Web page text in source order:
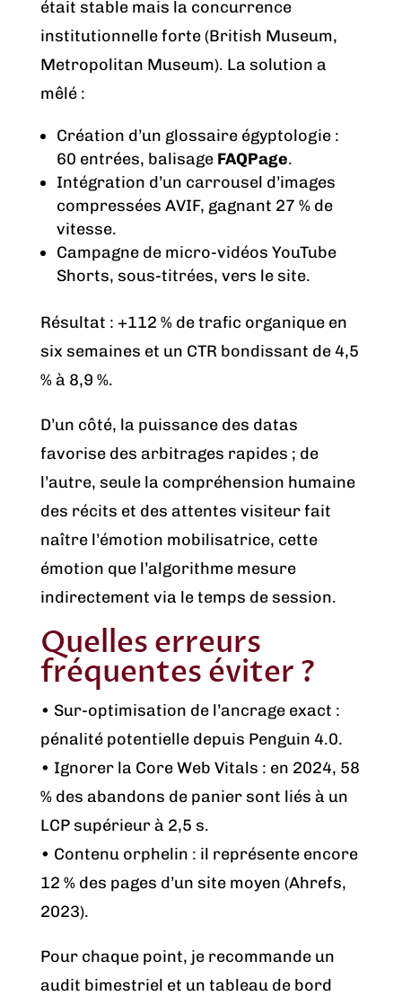
était stable mais la concurrence
institutionnelle forte (British Museum,
Metropolitan Museum). La solution a
mêlé :
Création d’un glossaire égyptologie :
60 entrées, balisage FAQPage.
Intégration d’un carrousel d’images
compressées AVIF, gagnant 27 % de
vitesse.
Campagne de micro-vidéos YouTube
Shorts, sous-titrées, vers le site.
Résultat : +112 % de trafic organique en
six semaines et un CTR bondissant de 4,5
% à 8,9 %.
D’un côté, la puissance des datas
favorise des arbitrages rapides ; de
l’autre, seule la compréhension humaine
des récits et des attentes visiteur fait
naître l’émotion mobilisatrice, cette
émotion que l’algorithme mesure
indirectement via le temps de session.
Quelles erreurs
fréquentes éviter ?
• Sur-optimisation de l’ancrage exact :
pénalité potentielle depuis Penguin 4.0.
• Ignorer la Core Web Vitals : en 2024, 58
% des abandons de panier sont liés à un
LCP supérieur à 2,5 s.
• Contenu orphelin : il représente encore
12 % des pages d’un site moyen (Ahrefs,
2023).
Pour chaque point, je recommande un
audit bimestriel et un tableau de bord